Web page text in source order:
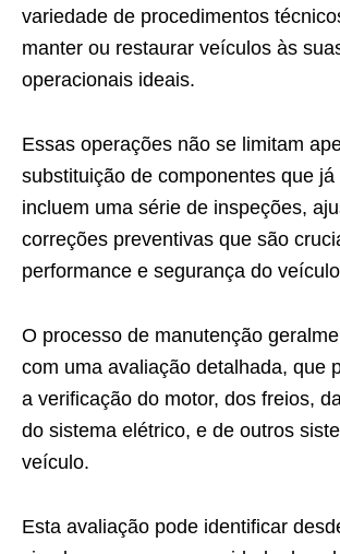
variedade de procedimentos
manter ou restaurar veículos às
operacionais ideais.
Essas operações não se limitam
substituição de componentes que
incluem uma série de inspeções,
correções preventivas que são
performance e segurança do
O processo de manutenção
com uma avaliação detalhada, que
a verificação do motor, dos freios,
do sistema elétrico, e de outros
veículo.
Esta avaliação pode identificar